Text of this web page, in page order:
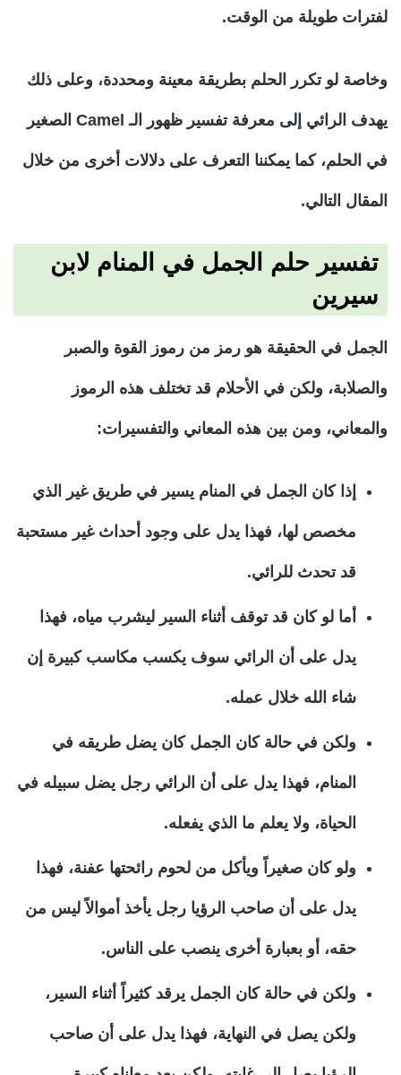
لفترات طويلة من الوقت.
وخاصة لو تكرر الحلم بطريقة معينة ومحددة، وعلى ذلك
يهدف الرائي إلى معرفة تفسير ظهور الـ Camel الصغير
في الحلم، كما يمكننا التعرف على دلالات أخرى من خلال
المقال التالي.
تفسير حلم الجمل في المنام لابن
سيرين
الجمل في الحقيقة هو رمز من رموز القوة والصبر
والصلابة، ولكن في الأحلام قد تختلف هذه الرموز
والمعاني، ومن بين هذه المعاني والتفسيرات:
إذا كان الجمل في المنام يسير في طريق غير الذي
مخصص لها، فهذا يدل على وجود أحداث غير مستحبة
قد تحدث للرائي.
أما لو كان قد توقف أثناء السير ليشرب مياه، فهذا
يدل على أن الرائي سوف يكسب مكاسب كبيرة إن
شاء الله خلال عمله.
ولكن في حالة كان الجمل كان يضل طريقه في
المنام، فهذا يدل على أن الرائي رجل يضل سبيله في
الحياة، ولا يعلم ما الذي يفعله.
ولو كان صغيراً ويأكل من لحوم رائحتها عفنة، فهذا
يدل على أن صاحب الرؤيا رجل يأخذ أموالاً ليس من
حقه، أو بعبارة أخرى ينصب على الناس.
ولكن في حالة كان الجمل يرقد كثيراً أثناء السير،
ولكن يصل في النهاية، فهذا يدل على أن صاحب